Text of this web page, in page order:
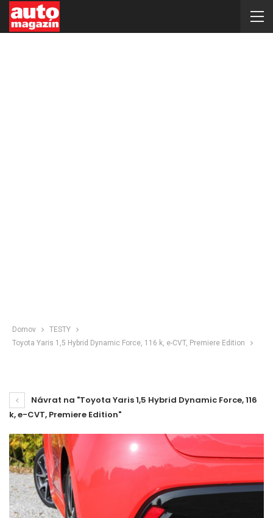
Domov
TESTY
Toyota Yaris 1,5 Hybrid Dynamic Force, 116 k, e-CVT, Premiere Edition
Návrat na "Toyota Yaris 1,5 Hybrid Dynamic Force, 116
k, e-CVT, Premiere Edition"